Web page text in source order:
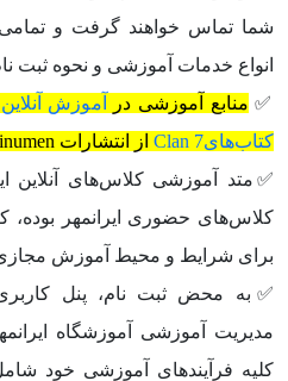
شما تماس خواهند گرفت و
انواع خدمات آموزشی و نحوه ثبت
✅ منابع آموزشی در آموزش
کتاب‌هایClan 7 از انتشارات Editorial Edinumen است.
✅متد آموزشی کلاس‌های آنلاین
کلاس‌های حضوری ایرانمهر بوده،
برای شرایط و محیط آموزش
✅به محض ثبت نام، پنل
مدیریت آموزشی آموزشگاه
کلیه فرآیندهای آموزشی خود